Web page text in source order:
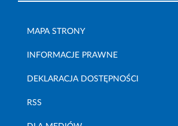
MAPA STRONY
INFORMACJE PRAWNE
DEKLARACJA DOSTĘPNOŚCI
RSS